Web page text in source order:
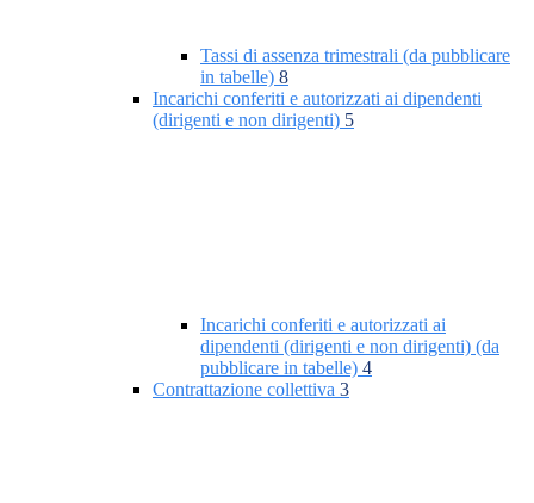
Tassi di assenza trimestrali (da pubblicare
in tabelle) 8
Incarichi conferiti e autorizzati ai dipendenti
(dirigenti e non dirigenti) 5
Incarichi conferiti e autorizzati ai
dipendenti (dirigenti e non dirigenti) (da
pubblicare in tabelle) 4
Contrattazione collettiva 3